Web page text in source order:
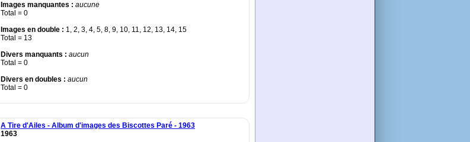
Images manquantes : aucune
Total = 0
Images en double : 1, 2, 3, 4, 5, 8, 9, 10, 11, 12, 13, 14, 15
Total = 13
Divers manquants : aucun
Total = 0
Divers en doubles : aucun
Total = 0
A Tire d'Ailes - Album d'images des Biscottes Paré - 1963
1963